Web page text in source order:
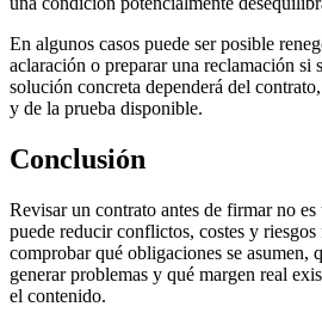
En algunos casos puede ser posible
aclaración o preparar una reclamación si
solución concreta dependerá del
y de la prueba disponible.
Conclusión
Revisar un contrato antes de firmar no
puede reducir conflictos, costes y
comprobar qué obligaciones se asumen,
generar problemas y qué margen real
el contenido.